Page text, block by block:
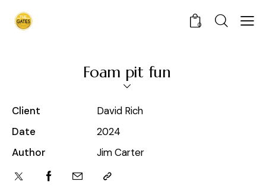
0
Foam pit fun
Client
David Rich
Date
2024
Author
Jim Carter